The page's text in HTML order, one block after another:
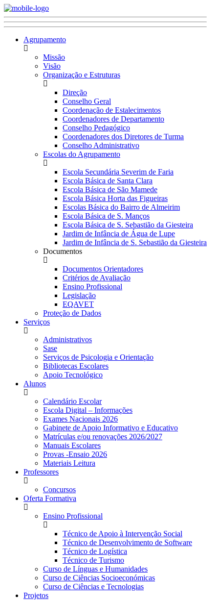
Agrupamento
Missão
Visão
Organização e Estruturas
Direção
Conselho Geral
Coordenação de Estalecimentos
Coordenadores de Departamento
Conselho Pedagógico
Coordenadores dos Diretores de Turma
Conselho Administrativo
Escolas do Agrupamento
Escola Secundária Severim de Faria
Escola Básica de Santa Clara
Escola Básica de São Mamede
Escola Básica Horta das Figueiras
Escolas Básica do Bairro de Almeirim
Escola Básica de S. Manços
Escola Básica de S. Sebastião da Giesteira
Jardim de Infância de Água de Lupe
Jardim de Infância de S. Sebastião da Giesteira
Documentos
Documentos Orientadores
Critérios de Avaliação
Ensino Profissional
Legislação
EQAVET
Proteção de Dados
Serviços
Administrativos
Sase
Serviços de Psicologia e Orientação
Bibliotecas Escolares
Apoio Tecnológico
Alunos
Calendário Escolar
Escola Digital – Informações
Exames Nacionais 2026
Gabinete de Apoio Informativo e Educativo
Matrículas e/ou renovações 2026/2027
Manuais Escolares
Provas -Ensaio 2026
Materiais Leitura
Professores
Concursos
Oferta Formativa
Ensino Profissional
Técnico de Apoio à Intervenção Social
Técnico de Desenvolvimento de Software
Técnico de Logística
Técnico de Turismo
Curso de Línguas e Humanidades
Curso de Ciências Socioeconómicas
Curso de Ciências e Tecnologias
Projetos